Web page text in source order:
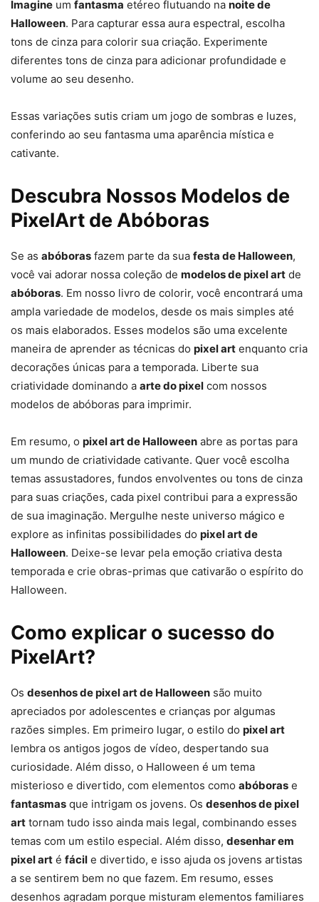
abobora de halloween pixel
halloween pixel
halloween pixel
abobora de halloween pixel
Imagine um fantasma etéreo flutuando na noite de
Halloween. Para capturar essa aura espectral, escolha
tons de cinza para colorir sua criação. Experimente
diferentes tons de cinza para adicionar profundidade e
volume ao seu desenho.
Essas variações sutis criam um jogo de sombras e luzes,
conferindo ao seu fantasma uma aparência mística e
cativante.
Descubra Nossos Modelos de
PixelArt de Abóboras
Se as abóboras fazem parte da sua festa de Halloween,
você vai adorar nossa coleção de modelos de pixel art de
abóboras. Em nosso livro de colorir, você encontrará uma
ampla variedade de modelos, desde os mais simples até
os mais elaborados. Esses modelos são uma excelente
maneira de aprender as técnicas do pixel art enquanto cria
decorações únicas para a temporada. Liberte sua
criatividade dominando a arte do pixel com nossos
modelos de abóboras para imprimir.
Em resumo, o pixel art de Halloween abre as portas para
um mundo de criatividade cativante. Quer você escolha
temas assustadores, fundos envolventes ou tons de cinza
para suas criações, cada pixel contribui para a expressão
de sua imaginação. Mergulhe neste universo mágico e
explore as infinitas possibilidades do pixel art de
Halloween. Deixe-se levar pela emoção criativa desta
temporada e crie obras-primas que cativarão o espírito do
Halloween.
Como explicar o sucesso do
PixelArt?
Os desenhos de pixel art de Halloween são muito
apreciados por adolescentes e crianças por algumas
razões simples. Em primeiro lugar, o estilo do pixel art
lembra os antigos jogos de vídeo, despertando sua
curiosidade. Além disso, o Halloween é um tema
misterioso e divertido, com elementos como abóboras e
fantasmas que intrigam os jovens. Os desenhos de pixel
art tornam tudo isso ainda mais legal, combinando esses
temas com um estilo especial. Além disso, desenhar em
pixel art é fácil e divertido, e isso ajuda os jovens artistas
a se sentirem bem no que fazem. Em resumo, esses
desenhos agradam porque misturam elementos familiares